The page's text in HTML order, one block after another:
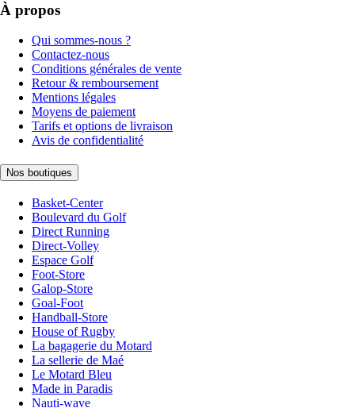
À propos
Qui sommes-nous ?
Contactez-nous
Conditions générales de vente
Retour & remboursement
Mentions légales
Moyens de paiement
Tarifs et options de livraison
Avis de confidentialité
Nos boutiques
Basket-Center
Boulevard du Golf
Direct Running
Direct-Volley
Espace Golf
Foot-Store
Galop-Store
Goal-Foot
Handball-Store
House of Rugby
La bagagerie du Motard
La sellerie de Maé
Le Motard Bleu
Made in Paradis
Nauti-wave